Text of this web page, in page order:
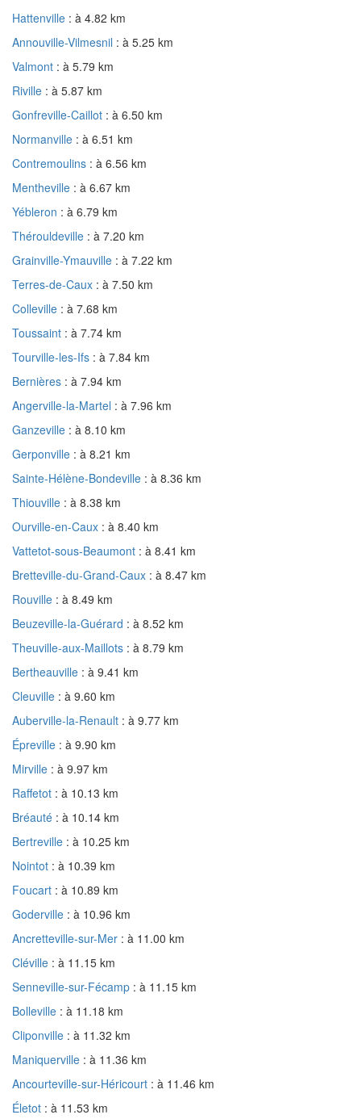
Hattenville : à 4.82 km
Annouville-Vilmesnil : à 5.25 km
Valmont : à 5.79 km
Riville : à 5.87 km
Gonfreville-Caillot : à 6.50 km
Normanville : à 6.51 km
Contremoulins : à 6.56 km
Mentheville : à 6.67 km
Yébleron : à 6.79 km
Thérouldeville : à 7.20 km
Grainville-Ymauville : à 7.22 km
Terres-de-Caux : à 7.50 km
Colleville : à 7.68 km
Toussaint : à 7.74 km
Tourville-les-Ifs : à 7.84 km
Bernières : à 7.94 km
Angerville-la-Martel : à 7.96 km
Ganzeville : à 8.10 km
Gerponville : à 8.21 km
Sainte-Hélène-Bondeville : à 8.36 km
Thiouville : à 8.38 km
Ourville-en-Caux : à 8.40 km
Vattetot-sous-Beaumont : à 8.41 km
Bretteville-du-Grand-Caux : à 8.47 km
Rouville : à 8.49 km
Beuzeville-la-Guérard : à 8.52 km
Theuville-aux-Maillots : à 8.79 km
Bertheauville : à 9.41 km
Cleuville : à 9.60 km
Auberville-la-Renault : à 9.77 km
Épreville : à 9.90 km
Mirville : à 9.97 km
Raffetot : à 10.13 km
Bréauté : à 10.14 km
Bertreville : à 10.25 km
Nointot : à 10.39 km
Foucart : à 10.89 km
Goderville : à 10.96 km
Ancretteville-sur-Mer : à 11.00 km
Cléville : à 11.15 km
Senneville-sur-Fécamp : à 11.15 km
Bolleville : à 11.18 km
Cliponville : à 11.32 km
Maniquerville : à 11.36 km
Ancourteville-sur-Héricourt : à 11.46 km
Életot : à 11.53 km